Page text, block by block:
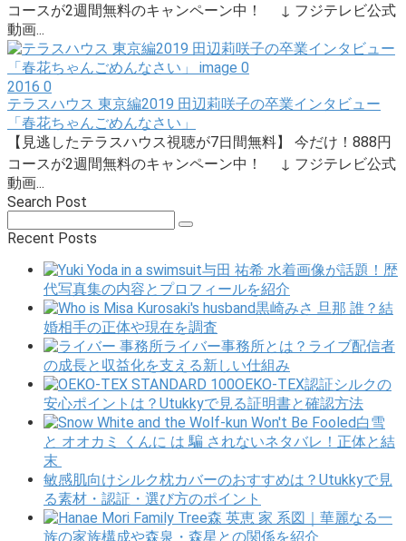
コースが2週間無料のキャンペーン中！ ↓ フジテレビ公式
動画...
2016 0
テラスハウス 東京編2019 田辺莉咲子の卒業インタビュー
「春花ちゃんごめんなさい」
【見逃したテラスハウス視聴が7日間無料】 今だけ！888円
コースが2週間無料のキャンペーン中！ ↓ フジテレビ公式
動画...
Search Post
Recent Posts
与田 祐希 水着画像が話題！歴
代写真集の内容とプロフィールを紹介
黒崎みさ 旦那 誰？結
婚相手の正体や現在を調査
ライバー事務所とは？ライブ配信者
の成長と収益化を支える新しい仕組み
OEKO-TEX認証シルクの
安心ポイントは？Utukkyで見る証明書と確認方法
白雪
と オオカミ くんに は 騙 されないネタバレ！正体と結
末
敏感肌向けシルク枕カバーのおすすめは？Utukkyで見
る素材・認証・選び方のポイント
森 英恵 家 系図｜華麗なる一
族の家族構成や森泉・森星との関係を紹介